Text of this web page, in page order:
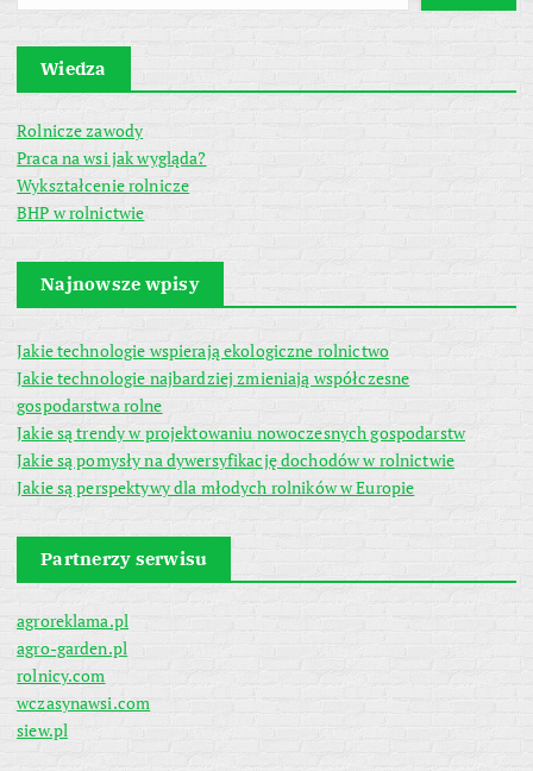
Wiedza
Rolnicze zawody
Praca na wsi jak wygląda?
Wykształcenie rolnicze
BHP w rolnictwie
Najnowsze wpisy
Jakie technologie wspierają ekologiczne rolnictwo
Jakie technologie najbardziej zmieniają współczesne
gospodarstwa rolne
Jakie są trendy w projektowaniu nowoczesnych gospodarstw
Jakie są pomysły na dywersyfikację dochodów w rolnictwie
Jakie są perspektywy dla młodych rolników w Europie
Partnerzy serwisu
agroreklama.pl
agro-garden.pl
rolnicy.com
wczasynawsi.com
siew.pl